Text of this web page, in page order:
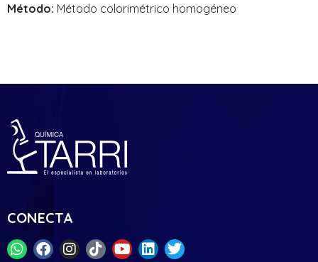
Método: Método colorimétrico homogéneo
CONECTA